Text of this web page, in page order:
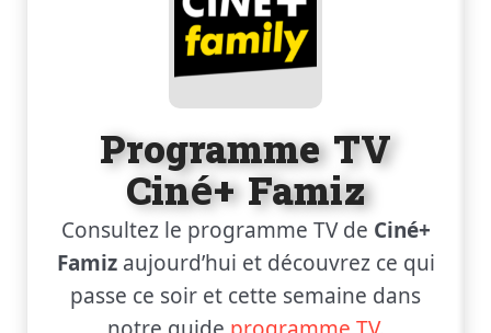
Programme TV
Ciné+ Famiz
Consultez le programme TV de Ciné+
Famizaujourd’hui et découvrez ce qui
passe ce soir et cette semaine dans